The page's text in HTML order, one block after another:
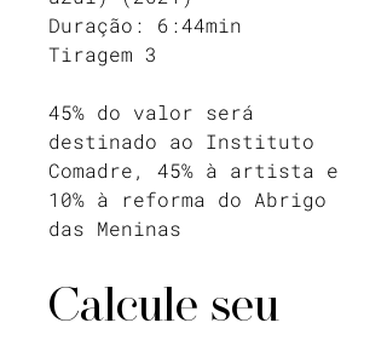
Duração: 6:44min
Tiragem 3
45% do valor será
destinado ao Instituto
Comadre, 45% à artista e
10% à reforma do Abrigo
das Meninas
Calcule seu